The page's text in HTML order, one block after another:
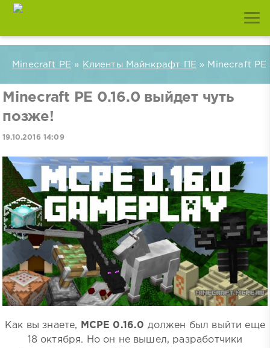
Minecraft PE » Клиенты Майнкрафт ПЕ » Minecraft PE
Minecraft PE 0.16.0 выйдет чуть
позже!
19.10.2016 14:09
Как вы знаете, MCPE 0.16.0 должен был выйти еще
18 октября. Но он не вышел, разработчики